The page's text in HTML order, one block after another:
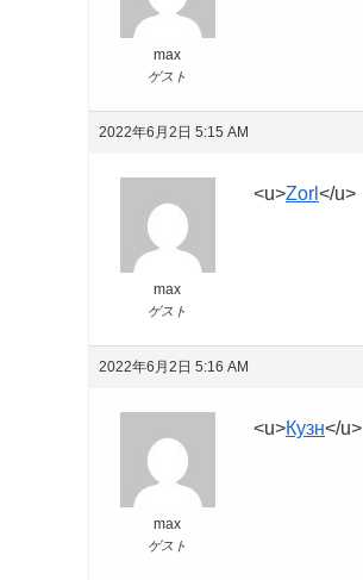
max
ゲスト
2022年6月2日 5:15 AM
max
ゲスト
<u>Zorl </u>
2022年6月2日 5:16 AM
max
ゲスト
<u>Кузн</u>